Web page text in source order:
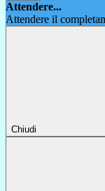
Attendere...
Attendere il
Chiudi